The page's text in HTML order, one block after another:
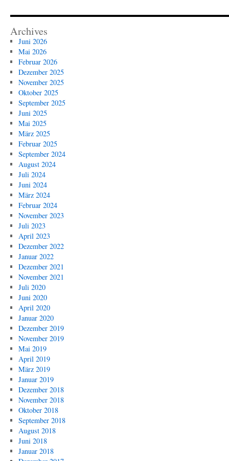
Archives
Juni 2026
Mai 2026
Februar 2026
Dezember 2025
November 2025
Oktober 2025
September 2025
Juni 2025
Mai 2025
März 2025
Februar 2025
September 2024
August 2024
Juli 2024
Juni 2024
März 2024
Februar 2024
November 2023
Juli 2023
April 2023
Dezember 2022
Januar 2022
Dezember 2021
November 2021
Juli 2020
Juni 2020
April 2020
Januar 2020
Dezember 2019
November 2019
Mai 2019
April 2019
März 2019
Januar 2019
Dezember 2018
November 2018
Oktober 2018
September 2018
August 2018
Juni 2018
Januar 2018